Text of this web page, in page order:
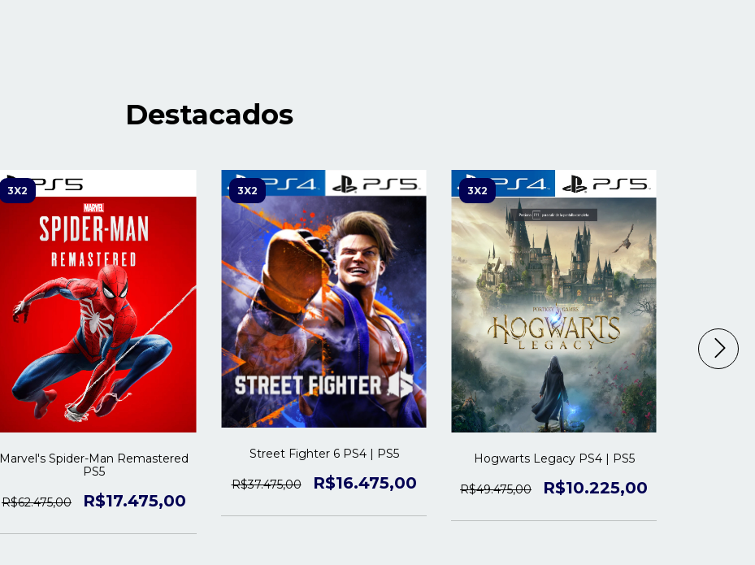
Destacados
3X2
Marvel's Spider-Man Remastered
PS5
R$62.475,00 R$17.475,00
3X2
Street Fighter 6 PS4 | PS5
R$37.475,00 R$16.475,00
3X2
Hogwarts Legacy PS4 | PS5
R$49.475,00 R$10.225,00